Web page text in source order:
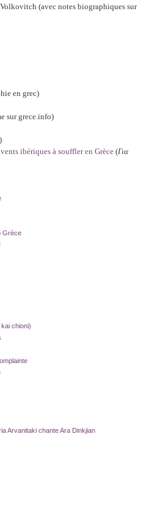
(avec notes biographiques sur
en grec)
sur grece.info)
ibériques à souffler en Grèce (Για
Grèce
chioni)
Arvanitaki chante Ara Dinkjian